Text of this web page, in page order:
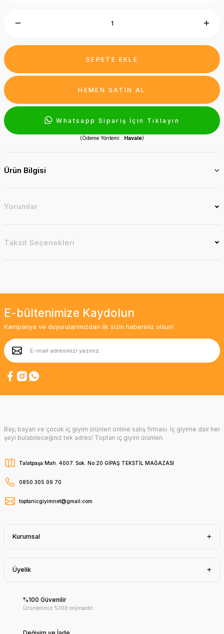
SEPETE EKLE
HEMEN SATIN AL
Whatsapp Sipariş İçin Tıklayın
(Ödeme Yöntemi : Havale)
Ürün Bilgisi
Yorumlar
Taksit Seçenekleri
E-bültenimize Kaydolun
Kampanya ve duyurularımızdan ilk sizin haberiniz olsun!
Bay, bayan ve çocuk iç giyim ürünleri online satış firması. İç giyime dair her
şeyi bulabileceğiniz tek adres! Toptan iç giyim ürünleri.
Talatpaşa Mah. 4007. Sok. No:20 GİPAŞ TEKSTİL MAĞAZASI
0850 305 09 70
toptanicgiyimnet@gmail.com
Kurumsal
Üyelik
%100 Güvenilir
Ürünlerimiz %100 orijinaldir.